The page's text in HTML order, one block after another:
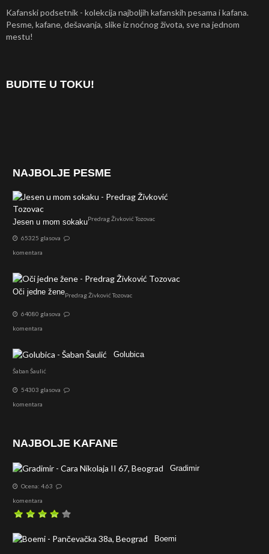
Kafanski podsetnik - kolekcija najboljih kafanskih pesama i kafana.
Pesme, kafane, dešavanja, slike iz noćnog života, sve na jednom
mestu!
BUDITE U TOKU!
NAJBOLJE PESME
Jesen u mom sokakuPredrag Živković Tozovac
65325 glasova
komentara
Oči jedne ženePredrag Živković Tozovac
64080 glasova
komentara
Golubica
Šaban Šaulić
54303 glasova
komentara
NAJBOLJE KAFANE
Gradimir
Ocena: 4.63
komentara
Boemi